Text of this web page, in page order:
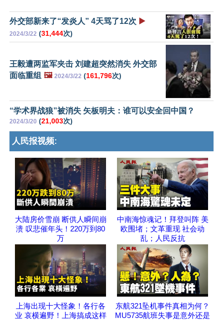
外交部新来了“发炎人” 4天骂了12次 ▶️
2024/3/22 (31,444次)
王毅遭两监军夹击 刘建超突然消失 外交部
面临重组 🖼️ 2024/3/22 (161,796次)
“学术界战狼”被消失 矢板明夫：谁可以安全回中国？
2024/3/20 (21,003次)
人民报视频:
大陆房价雪崩 断供人瞬间崩
溃 叹悲催年头！220万到80
万
中南海惊魂记！拜登叫阵 美
欧围堵；文革重现 社会动
乱；人民反抗
上海出现十大怪象！各行各
业 哀横遍野！上海搞成这样
东航321坠机事件真相为何？
MU5735航班失事是意外还是